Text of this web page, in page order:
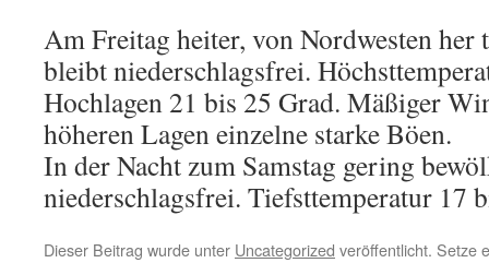
Am Freitag heiter, von Nordwesten her
bleibt niederschlagsfrei.
Hochlagen 21 bis 25 Grad. Mäßiger
höheren Lagen einzelne starke Böen.
In der Nacht zum Samstag gering
niederschlagsfrei. Tiefsttemperatur 17
Dieser Beitrag wurde unter Uncategorized veröffentlicht. Setze